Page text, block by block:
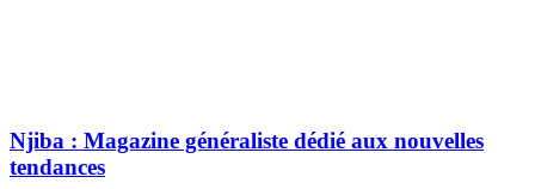
Njiba : Magazine généraliste dédié aux nouvelles
tendances